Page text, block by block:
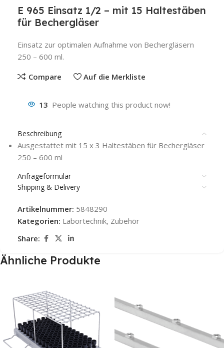
E 965 Einsatz 1/2 – mit 15 Haltestäben
für Bechergläser
Einsatz zur optimalen Aufnahme von Bechergläsern
250 – 600 ml.
Compare
Auf die Merkliste
13 People watching this product now!
Beschreibung
Ausgestattet mit 15 x 3 Haltestäben für Bechergläser
250 – 600 ml
Anfrageformular
Shipping & Delivery
Artikelnummer: 5848290
Kategorien: Labortechnik, Zubehör
Share:
Ähnliche Produkte